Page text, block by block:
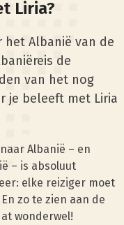
Liria?
het Albanië van de
de
van het nog
je beleeft met Liria
Albanië – en
– is absoluut
elke reiziger moet
zo te zien aan de
wonderwel!